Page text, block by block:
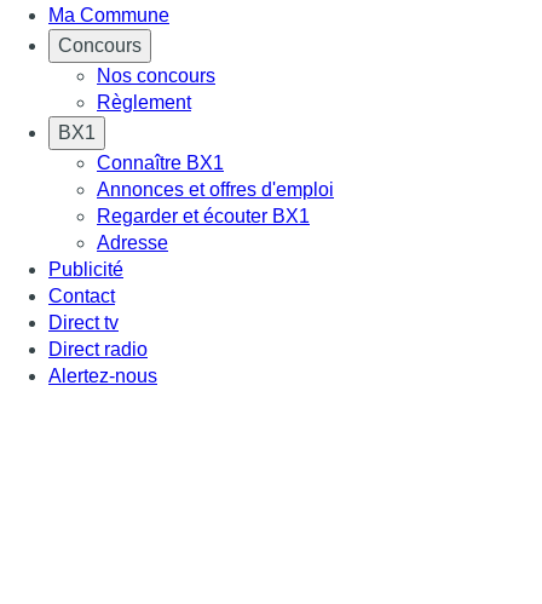
Ma Commune
Concours
Nos concours
Règlement
BX1
Connaître BX1
Annonces et offres d'emploi
Regarder et écouter BX1
Adresse
Publicité
Contact
Direct tv
Direct radio
Alertez-nous